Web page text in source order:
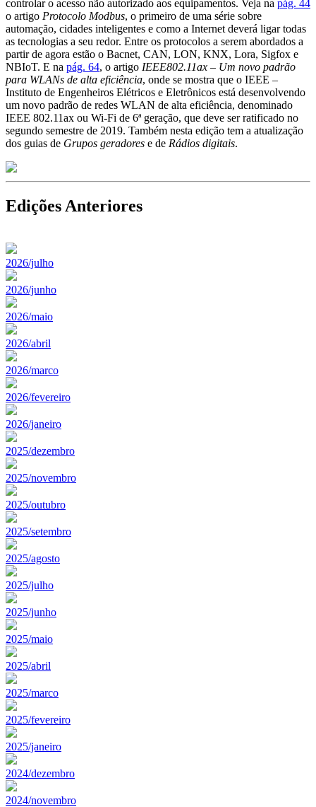
controlar o acesso não autorizado aos equipamentos. Veja na pág. 44
o artigo Protocolo Modbus, o primeiro de uma série sobre
automação, cidades inteligentes e como a Internet deverá ligar todas
as tecnologias a seu redor. Entre os protocolos a serem abordados a
partir de agora estão o Bacnet, CAN, LON, KNX, Lora, Sigfox e
NBIoT. E na pág. 64, o artigo IEEE802.11ax – Um novo padrão
para WLANs de alta eficiência, onde se mostra que o IEEE –
Instituto de Engenheiros Elétricos e Eletrônicos está desenvolvendo
um novo padrão de redes WLAN de alta eficiência, denominado
IEEE 802.11ax ou Wi-Fi de 6ª geração, que deve ser ratificado no
segundo semestre de 2019. Também nesta edição tem a atualização
dos guias de Grupos geradores e de Rádios digitais.
Edições Anteriores
2026/julho
2026/junho
2026/maio
2026/abril
2026/marco
2026/fevereiro
2026/janeiro
2025/dezembro
2025/novembro
2025/outubro
2025/setembro
2025/agosto
2025/julho
2025/junho
2025/maio
2025/abril
2025/marco
2025/fevereiro
2025/janeiro
2024/dezembro
2024/novembro